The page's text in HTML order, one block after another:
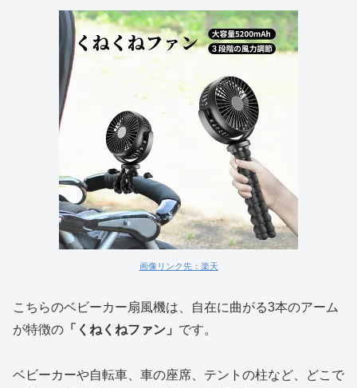
画像リンク先：楽天
こちらのベビーカー扇風機は、自在に曲がる3本のアーム
が特徴の 「くねくねファン」 です。
ベビーカーや自転車、車の座席、テントの柱など、どこで